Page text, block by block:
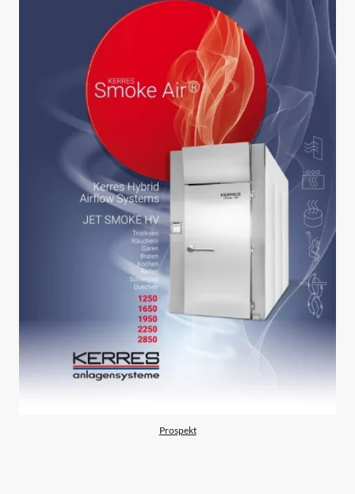
Prospekt